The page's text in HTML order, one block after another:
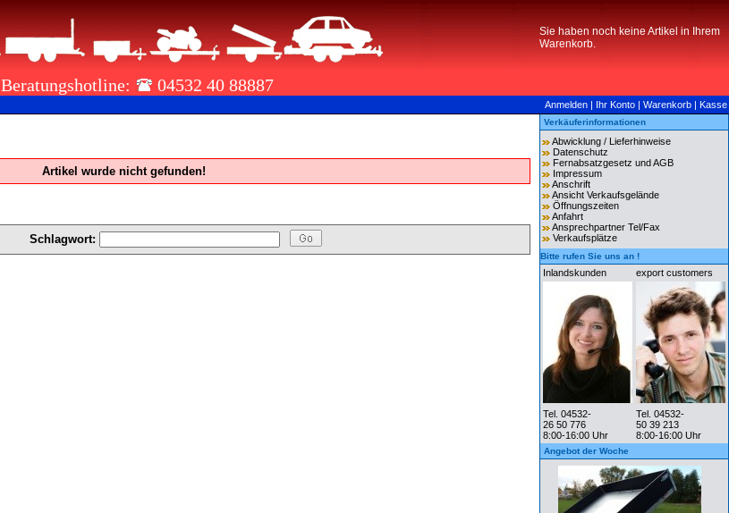
Sie haben noch keine Artikel in Ihrem
Warenkorb.
Beratungshotline: 04532 40 88887
Anmelden | Ihr Konto | Warenkorb | Kasse
Artikel wurde nicht gefunden!
Schlagwort:
Verkäuferinformationen
Abwicklung / Lieferhinweise
Datenschutz
Fernabsatzgesetz und AGB
Impressum
Anschrift
Ansicht Verkaufsgelände
Öffnungszeiten
Anfahrt
Ansprechpartner Tel/Fax
Verkaufsplätze
Bitte rufen Sie uns an !
Inlandskunden export customers
Tel. 04532-
26 50 776
8:00-16:00 Uhr
Tel. 04532-
50 39 213
8:00-16:00 Uhr
Angebot der Woche